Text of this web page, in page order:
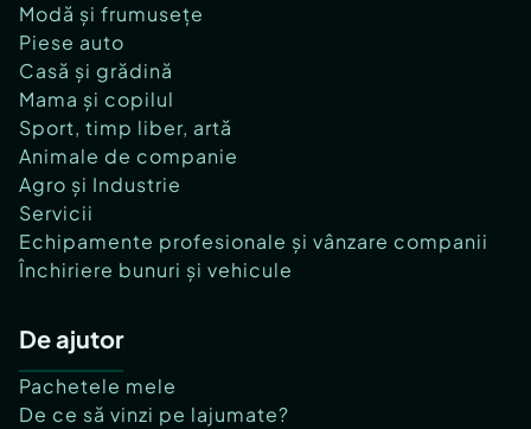
Modă și frumusețe
Piese auto
Casă și grădină
Mama și copilul
Sport, timp liber, artă
Animale de companie
Agro și Industrie
Servicii
Echipamente profesionale și vânzare companii
Închiriere bunuri și vehicule
De ajutor
Pachetele mele
De ce să vinzi pe lajumate?